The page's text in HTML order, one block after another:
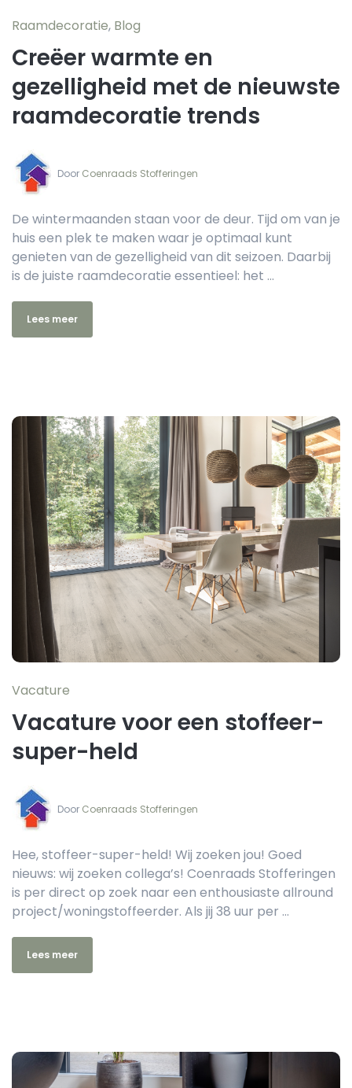
Raamdecoratie, Blog
Creëer warmte en
gezelligheid met de nieuwste
raamdecoratie trends
Coenraads Stofferingen
De wintermaanden staan voor de deur. Tijd om van je
huis een plek te maken waar je optimaal kunt
genieten van de gezelligheid van dit seizoen. Daarbij
is de juiste raamdecoratie essentieel: het ...
Lees meer
Vacature
Vacature voor een stoffeer-
super-held
Coenraads Stofferingen
Hee, stoffeer-super-held! Wij zoeken jou! Goed
nieuws: wij zoeken collega’s! Coenraads Stofferingen
is per direct op zoek naar een enthousiaste allround
project/woningstoffeerder. Als jij 38 uur per ...
Lees meer